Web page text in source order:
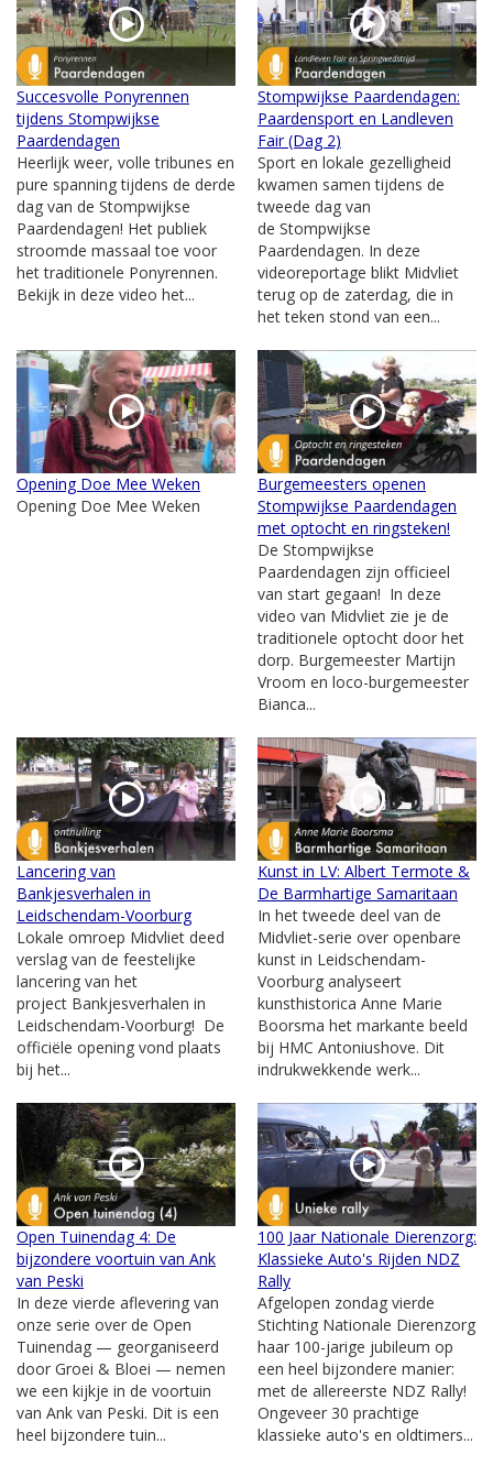
Succesvolle Ponyrennen
tijdens Stompwijkse
Paardendagen
Heerlijk weer, volle tribunes en
pure spanning tijdens de derde
dag van de Stompwijkse
Paardendagen! Het publiek
stroomde massaal toe voor
het traditionele Ponyrennen.
Bekijk in deze video het...
Stompwijkse Paardendagen:
Paardensport en Landleven
Fair (Dag 2)
Sport en lokale gezelligheid
kwamen samen tijdens de
tweede dag van
de Stompwijkse
Paardendagen. In deze
videoreportage blikt Midvliet
terug op de zaterdag, die in
het teken stond van een...
Opening Doe Mee Weken
Opening Doe Mee Weken
Burgemeesters openen
Stompwijkse Paardendagen
met optocht en ringsteken!
De Stompwijkse
Paardendagen zijn officieel
van start gegaan! In deze
video van Midvliet zie je de
traditionele optocht door het
dorp. Burgemeester Martijn
Vroom en loco-burgemeester
Bianca...
Lancering van
Bankjesverhalen in
Leidschendam-Voorburg
Lokale omroep Midvliet deed
verslag van de feestelijke
lancering van het
project Bankjesverhalen in
Leidschendam-Voorburg! De
officiële opening vond plaats
bij het...
Kunst in LV: Albert Termote &
De Barmhartige Samaritaan
In het tweede deel van de
Midvliet-serie over openbare
kunst in Leidschendam-
Voorburg analyseert
kunsthistorica Anne Marie
Boorsma het markante beeld
bij HMC Antoniushove. Dit
indrukwekkende werk...
Open Tuinendag 4: De
bijzondere voortuin van Ank
van Peski
In deze vierde aflevering van
onze serie over de Open
Tuinendag — georganiseerd
door Groei & Bloei — nemen
we een kijkje in de voortuin
van Ank van Peski. Dit is een
heel bijzondere tuin...
100 Jaar Nationale Dierenzorg:
Klassieke Auto's Rijden NDZ
Rally
Afgelopen zondag vierde
Stichting Nationale Dierenzorg
haar 100-jarige jubileum op
een heel bijzondere manier:
met de allereerste NDZ Rally!
Ongeveer 30 prachtige
klassieke auto's en oldtimers...